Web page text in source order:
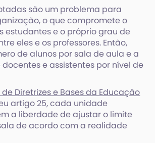
são um problema para
o que compromete o
estudantes e o próprio grau de
eles e os professores. Então,
de alunos por sala de aula e a
e assistentes por nível de
de Diretrizes e Bases da Educação
artigo 25, cada unidade
a liberdade de ajustar o limite
de acordo com a realidade